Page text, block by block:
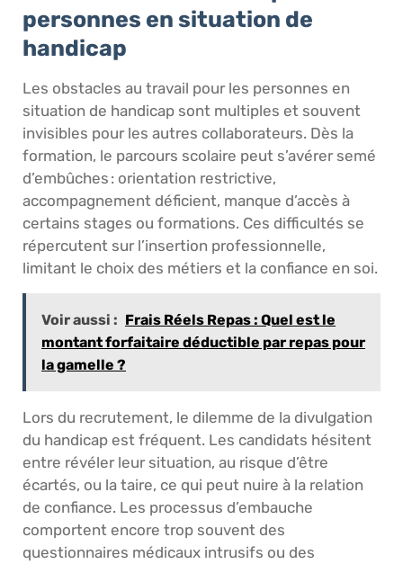
personnes en situation de
handicap
Les obstacles au travail pour les personnes en
situation de handicap sont multiples et souvent
invisibles pour les autres collaborateurs. Dès la
formation, le parcours scolaire peut s’avérer semé
d’embûches : orientation restrictive,
accompagnement déficient, manque d’accès à
certains stages ou formations. Ces difficultés se
répercutent sur l’insertion professionnelle,
limitant le choix des métiers et la confiance en soi.
Voir aussi : Frais Réels Repas : Quel est le
montant forfaitaire déductible par repas pour
la gamelle ?
Lors du recrutement, le dilemme de la divulgation
du handicap est fréquent. Les candidats hésitent
entre révéler leur situation, au risque d’être
écartés, ou la taire, ce qui peut nuire à la relation
de confiance. Les processus d’embauche
comportent encore trop souvent des
questionnaires médicaux intrusifs ou des